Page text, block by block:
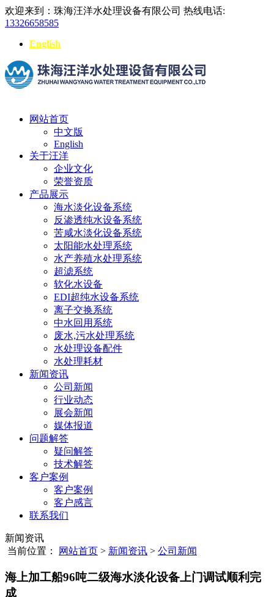
欢迎来到：珠海汪洋水处理设备有限公司 热线电话:
13326658585
English
网站首页
中文版
English
关于汪洋
企业文化
荣誉资质
产品展示
海水淡化设备系统
反渗透纯水设备系统
苦咸水淡化设备系统
太阳能水处理系统
水产养殖水处理系统
超滤系统
软化水设备
EDI超纯水设备系统
离子交换系统
中水回用系统
废水,污水处理系统
水处理设备配件
水处理耗材
新闻资讯
公司新闻
行业动态
展会新闻
媒体报道
问题解答
疑问解答
技术解答
客户案例
客户案例
客户感言
联系我们
新闻资讯
当前位置：
网站首页 > 新闻资讯 > 公司新闻
海上加工船96吨二级海水淡化设备上门调试顺利完
成